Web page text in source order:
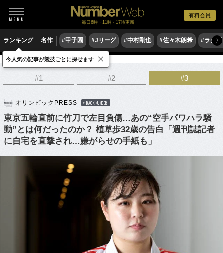
有料会員
毎日6時・11時・17時更新
ランキング 名作 #甲子園 #Jリーグ #中村剛也 #佐々木朗希 #ラグ〉
格闘技 空手
#1 #2 #3
オリンピックPRESS BACK NUMBER
東京五輪直前に竹刀で左目負傷…あの“空手パワハラ騒
動”とは何だったのか？ 植草歩32歳の告白「週刊誌記者
に自宅を直撃され…嫌がらせの手紙も」
今人気の記事が競技ごとに探せます ×